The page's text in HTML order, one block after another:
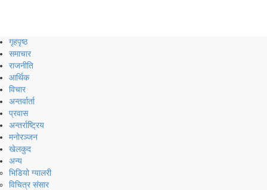
गृहपृष्ठ
समाचार
राजनीति
आर्थिक
विचार
अन्तर्वार्ता
प्रवास
अन्तर्राष्ट्रिय
मनोरञ्जन
खेलकुद
अन्य
भिडियो ग्यालरी
विचित्र संसार